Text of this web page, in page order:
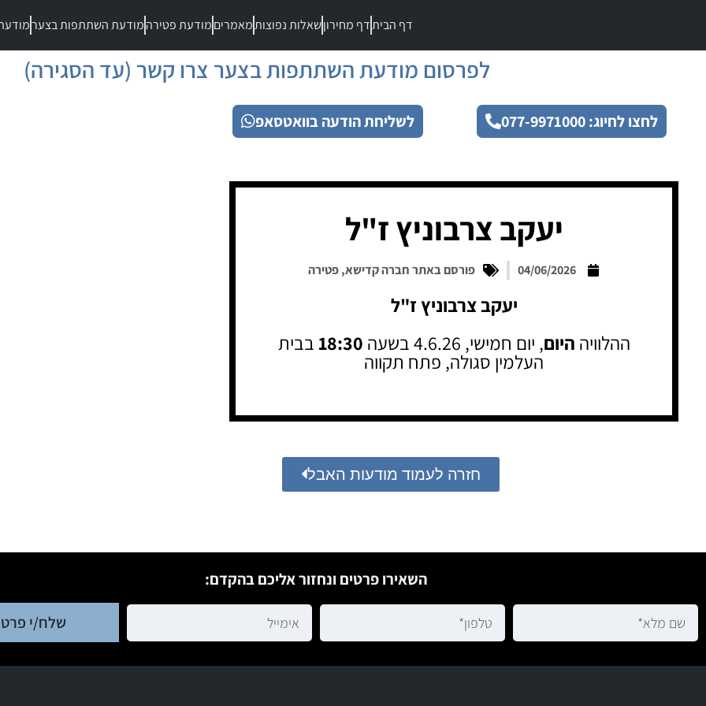
דף הביתדף מחירוןשאלות נפוצותמאמריםמודעת פטירהמודעת השתתפות בצער
לפרסום מודעת השתתפות בצער צרו קשר (עד הסגירה)
לחצו לחיוג: 077-9971000 לשליחת הודעה בוואטסאפ
יעקב צרבוניץ ז"ל
04/06/2026 פורסם באתר חברה קדישא,פטירה
יעקב צרבוניץ ז"ל
ההלוויה היום, יום חמישי, 4.6.26 בשעה 18:30 בבית
העלמין סגולה, פתח תקווה
חזרה לעמוד מודעות האבל
השאירו פרטים ונחזור אליכם בהקדם:
שלח/י